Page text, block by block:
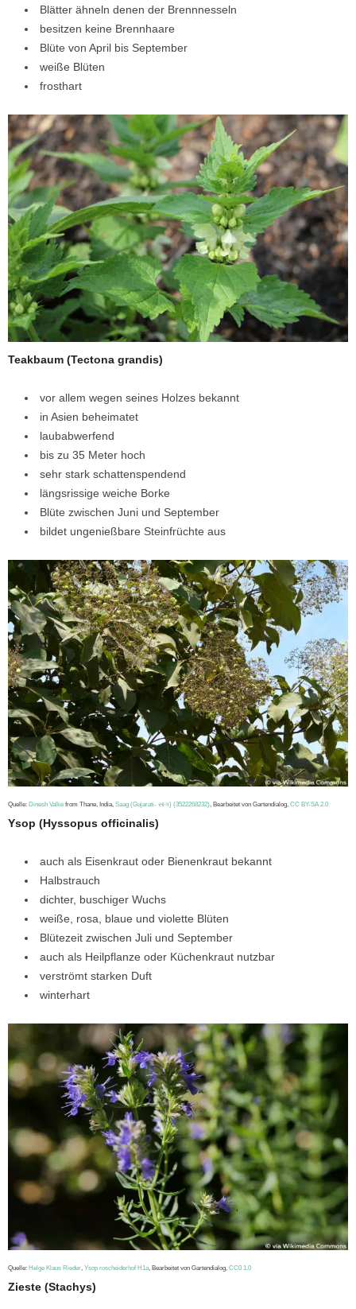
Blätter ähneln denen der Brennnesseln
besitzen keine Brennhaare
Blüte von April bis September
weiße Blüten
frosthart
Teakbaum (Tectona grandis)
vor allem wegen seines Holzes bekannt
in Asien beheimatet
laubabwerfend
bis zu 35 Meter hoch
sehr stark schattenspendend
längsrissige weiche Borke
Blüte zwischen Juni und September
bildet ungenießbare Steinfrüchte aus
Quelle: Dinesh Valke from Thane, India, Saag (Gujarati- સાગ) (3522268232), Bearbeitet von Gartendialog, CC BY-SA 2.0
Ysop (Hyssopus officinalis)
auch als Eisenkraut oder Bienenkraut bekannt
Halbstrauch
dichter, buschiger Wuchs
weiße, rosa, blaue und violette Blüten
Blütezeit zwischen Juli und September
auch als Heilpflanze oder Küchenkraut nutzbar
verströmt starken Duft
winterhart
Quelle: Helge Klaus Rieder, Ysop roscheiderhof H1a, Bearbeitet von Gartendialog, CC0 1.0
Zieste (Stachys)